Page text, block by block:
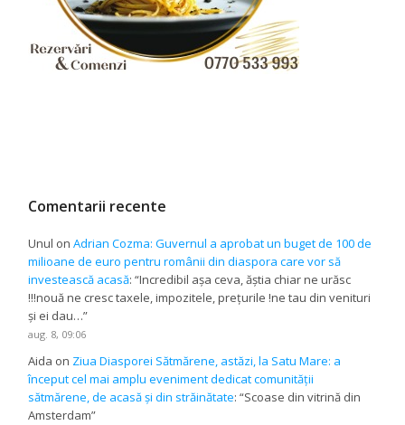
Comentarii recente
Unul onAdrian Cozma: Guvernul a aprobat un buget de 100 de
milioane de euro pentru românii din diaspora care vor să
investească acasă: “Incredibil așa ceva, ăștia chiar ne urăsc
!!!nouă ne cresc taxele, impozitele, prețurile !ne tau din venituri
și ei dau…”
aug. 8, 09:06
Aida on Ziua Diasporei Sătmărene, astăzi, la Satu Mare: a
început cel mai amplu eveniment dedicat comunității
sătmărene, de acasă și din străinătate: “Scoase din vitrină din
Amsterdam”